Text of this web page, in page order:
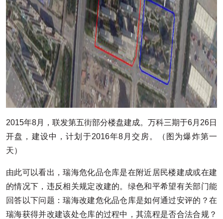
2015年8月，联发第五街部分楼盘建成。万科三期于6月26日
开盘，建设中，计划于2016年8月交房。（图为爆炸第一
天）
由此可以看出，瑞海危化品仓库是在附近居民楼建成或在建
的情况下，违反相关规定改建的。绿色和平希望有关部门能
回答以下问题：瑞海改建危化品仓库是如何通过安评的？在
瑞海获得并改建该处仓库的过程中，其流程是否合法合规？